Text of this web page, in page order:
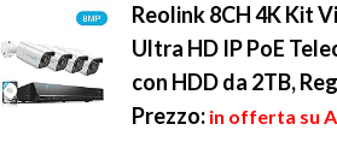
Reolink 8CH 4K Kit
Ultra HD IP PoE
con HDD da 2TB,
Prezzo: in offerta su